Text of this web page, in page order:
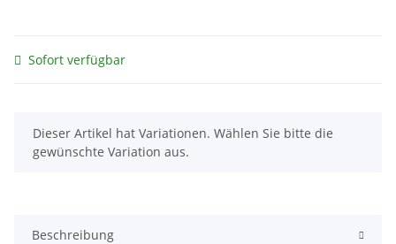
Sofort verfügbar
x
Dieser Artikel hat Variationen. Wählen Sie bitte die
gewünschte Variation aus.
Beschreibung